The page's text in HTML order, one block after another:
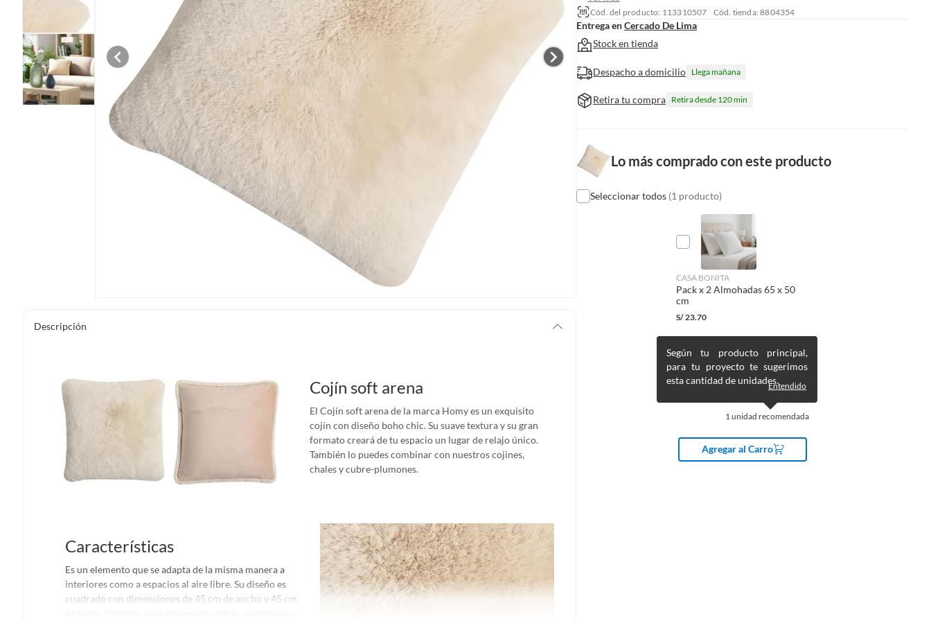
Descripción
Cojín soft arena
El Cojín soft arena de la marca Homy es un exquisito
cojín con diseño boho chic. Su suave textura y su gran
formato creará de tu espacio un lugar de relajo único.
También lo puedes combinar con nuestros cojines,
chales y cubre-plumones.
Características
Es un elemento que se adapta de la misma manera a
interiores como a espacios al aire libre. Su diseño es
cuadrado con dimensiones de 45 cm de ancho y 45 cm
Cód. del producto: 113310507 Cód. tienda: 8804354
Entrega enCercado De Lima
Stock en tienda
Despacho a domicilio Llega mañana
Retira tu compra Retira desde 120 min
Lo más comprado con este producto
Seleccionar todos (1 producto)
CASA BONITA
Pack x 2 Almohadas 65 x 50
cm
S/ 23.70
1 unidad recomendada
Según tu producto principal,
para tu proyecto te sugerimos
esta cantidad de unidades.Entendido
Agregar al Carro